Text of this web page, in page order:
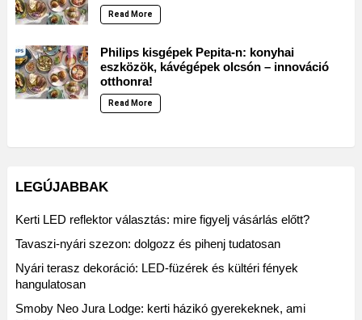
Read More
Philips kisgépek Pepita-n: konyhai
eszközök, kávégépek olcsón – innováció
otthonra!
Read More
LEGÚJABBAK
Kerti LED reflektor választás: mire figyelj vásárlás előtt?
Tavaszi-nyári szezon: dolgozz és pihenj tudatosan
Nyári terasz dekoráció: LED-füzérek és kültéri fények
hangulatosan
Smoby Neo Jura Lodge: kerti házikó gyerekeknek, ami